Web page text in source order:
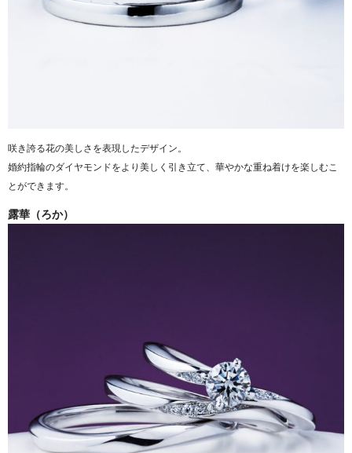
咲き誇る花の美しさを表現したデザイン。
婚約指輪のダイヤモンドをより美しく引き立て、華やかな重ね着けを楽しむこ
とができます。
露華（ろか）